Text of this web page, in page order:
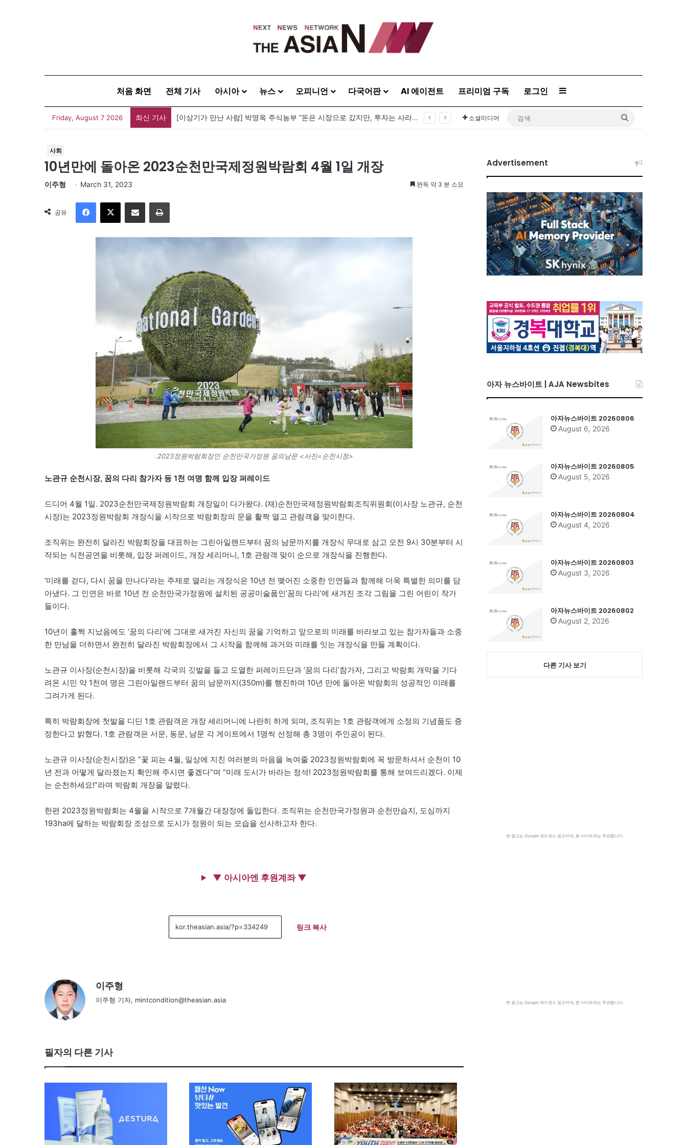
처음 화면 전체 기사 아시아 뉴스 오피니언 다국어판 AI 에이전트 프리미엄 구독 로그인 Sidebar
Friday, August 7 2026 최신 기사 소셜미디어
사회
10년만에 돌아온 2023순천만국제정원박람회 4월 1일 개장
이주형 March 31, 2023 완독 약 3 분 소요
공유
이메일
.2023정원박람회장인 순천만국가정원 꿈의남문 <사진=순천시청>
노관규 순천시장, 꿈의 다리 참가자 등 1천 여명 함께 입장 퍼레이드
드디어 4월 1일. 2023순천만국제정원박람회 개장일이 다가왔다. (재)순천만국제정원박람회조직위원회(이사장 노관규, 순천
시장)는 2023정원박람회 개장식을 시작으로 박람회장의 문을 활짝 열고 관람객을 맞이한다.
조직위는 완전히 달라진 박람회장을 대표하는 그린아일랜드부터 꿈의 남문까지를 개장식 무대로 삼고 오전 9시 30분부터 시
작되는 식전공연을 비롯해, 입장 퍼레이드, 개장 세리머니, 1호 관람객 맞이 순으로 개장식을 진행한다.
‘미래를 걷다, 다시 꿈을 만나다’라는 주제로 열리는 개장식은 10년 전 맺어진 소중한 인연들과 함께해 더욱 특별한 의미를 담
아냈다. 그 인연은 바로 10년 전 순천만국가정원에 설치된 공공미술품인‘꿈의 다리’에 새겨진 조각 그림을 그린 어린이 작가
들이다.
10년이 훌쩍 지났음에도 ‘꿈의 다리’에 그대로 새겨진 자신의 꿈을 기억하고 앞으로의 미래를 바라보고 있는 참가자들과 소중
한 만남을 더하면서 완전히 달라진 박람회장에서 그 시작을 함께해 과거와 미래를 잇는 개장식을 만들 계획이다.
노관규 이사장(순천시장)을 비롯해 각국의 깃발을 들고 도열한 퍼레이드단과 ‘꿈의 다리’참가자, 그리고 박람회 개막을 기다
려온 시민 약 1천여 명은 그린아일랜드부터 꿈의 남문까지(350m)를 행진하며 10년 만에 돌아온 박람회의 성공적인 미래를
그려가게 된다.
특히 박람회장에 첫발을 디딘 1호 관람객은 개장 세리머니에 나란히 하게 되며, 조직위는 1호 관람객에게 소정의 기념품도 증
정한다고 밝혔다. 1호 관람객은 서문, 동문, 남문 각 게이트에서 1명씩 선정해 총 3명이 주인공이 된다.
노관규 이사장(순천시장)은 “꽃 피는 4월, 일상에 지친 여러분의 마음을 녹여줄 2023정원박람회에 꼭 방문하셔서 순천이 10
년 전과 어떻게 달라졌는지 확인해 주시면 좋겠다”며 “미래 도시가 바라는 정석! 2023정원박람회를 통해 보여드리겠다. 이제
는 순천하세요!”라며 박람회 개장을 알렸다.
한편 2023정원박람회는 4월을 시작으로 7개월간 대장정에 돌입한다. 조직위는 순천만국가정원과 순천만습지, 도심까지
193ha에 달하는 박람회장 조성으로 도시가 정원이 되는 모습을 선사하고자 한다.
▼ 아시아엔 후원계좌 ▼
링크 복사
이주형
이주형 기자, mintcondition@theasian.asia
필자의 다른 기사
Advertisement
아자 뉴스바이트 | AJA Newsbites
아자뉴스바이트 20260806
August 6, 2026
아자뉴스바이트 20260805
August 5, 2026
아자뉴스바이트 20260804
August 4, 2026
아자뉴스바이트 20260803
August 3, 2026
아자뉴스바이트 20260802
August 2, 2026
다른 기사 보기
본 광고는 Google 애드센스 광고이며, 본 사이트와는 무관합니다.
본 광고는 Google 애드센스 광고이며, 본 사이트와는 무관합니다.